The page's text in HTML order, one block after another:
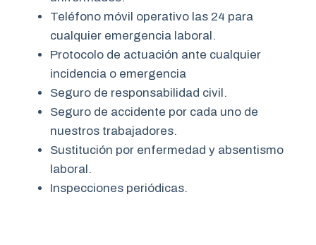
Teléfono móvil operativo las 24 para
cualquier emergencia laboral.
Protocolo de actuación ante cualquier
incidencia o emergencia
Seguro de responsabilidad civil.
Seguro de accidente por cada uno de
nuestros trabajadores.
Sustitución por enfermedad y absentismo
laboral.
Inspecciones periódicas.